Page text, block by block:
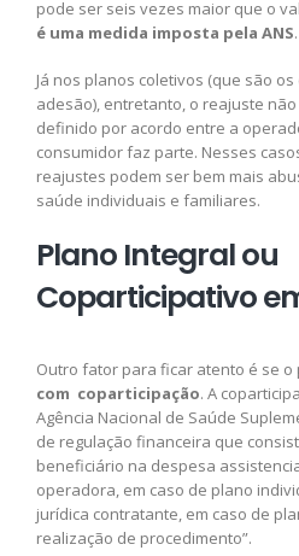
pode ser seis vezes maior que o
é uma medida imposta pela ANS.
Já nos planos coletivos (que são
adesão), entretanto, o reajuste
definido por acordo entre a
consumidor faz parte. Nesses
reajustes podem ser bem mais
saúde individuais e familiares.
Plano Integral ou
Coparticipativo
Outro fator para ficar atento é se o
com coparticipação. A
Agência Nacional de Saúde
de regulação financeira que
beneficiário na despesa
operadora, em caso de plano
jurídica contratante, em caso de
realização de procedimento”.